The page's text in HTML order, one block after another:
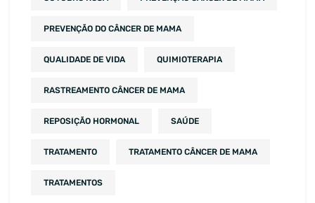
PREVENÇÃO DO CÂNCER DE MAMA
QUALIDADE DE VIDA QUIMIOTERAPIA
RASTREAMENTO CÂNCER DE MAMA
REPOSIÇÃO HORMONAL SAÚDE
TRATAMENTO TRATAMENTO CÂNCER DE MAMA
TRATAMENTOS